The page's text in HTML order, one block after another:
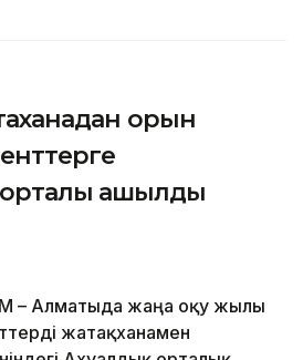
орын
ашылды
– Алматыда жаңа оқу жылы
жатақханамен